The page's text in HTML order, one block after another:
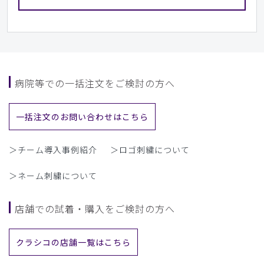
病院等での一括注文をご検討の方へ
一括注文のお問い合わせはこちら
＞チーム導入事例紹介 ＞ロゴ刺繍について
＞ネーム刺繍について
店舗での試着・購入をご検討の方へ
クラシコの店舗一覧はこちら